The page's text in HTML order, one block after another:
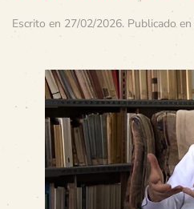
Escrito en 27/02/2026. Publicado en